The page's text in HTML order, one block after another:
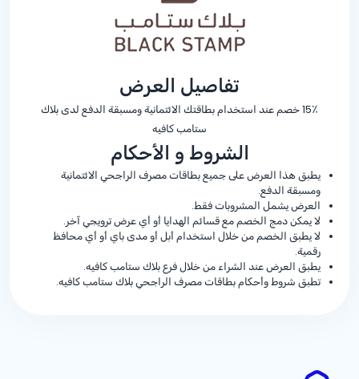
تفاصيل العرض
15٪ خصم عند استخدام بطاقتك الائتمانية ومسبقة الدفع لدى بلاك
ستامب كافيه
الشروط و الأحكام
يطبق هذا العرض على جميع بطاقات مصرف الراجحي الائتمانية
ومسبقة الدفع.
العرض يشمل المشروبات فقط.
لا يمكن دمج الخصم مع قسائم الهدايا أو أي عرض ترويجي آخر.
لا يطبق الخصم من خلال استخدام أبل أو مدى باي أو أي محافظ
رقمية.
يطبق العرض عند الشراء من خلال فرع بلاك ستامب كافيه.
تطبق شروط وأحكام بطاقات مصرف الراجحي بلاك ستامب كافيه.